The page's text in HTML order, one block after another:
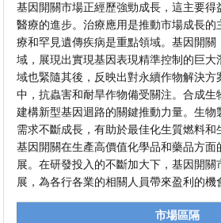
基因開關市場正經歷強勁成長，這主要得
醫療的進步。治療應用是推動市場成長的
療和罕見遺傳疾病是重點領域。基因開關
域，展現出實現基因表現精準控制的巨大
域也緊隨其後，反映出對永續作物解決方
中，抗蟲害和耐旱作物備受關注。合成生
建構新型基因迴路的關鍵推動力量。生物
需求不斷成長，有助於最佳化生質燃料和
基因開關在生產高價值化學品和藥品方面
展。在研發投入的不斷加大下，基因開關
展，為各行各業的相關人員帶來盈利的機
市場區隔